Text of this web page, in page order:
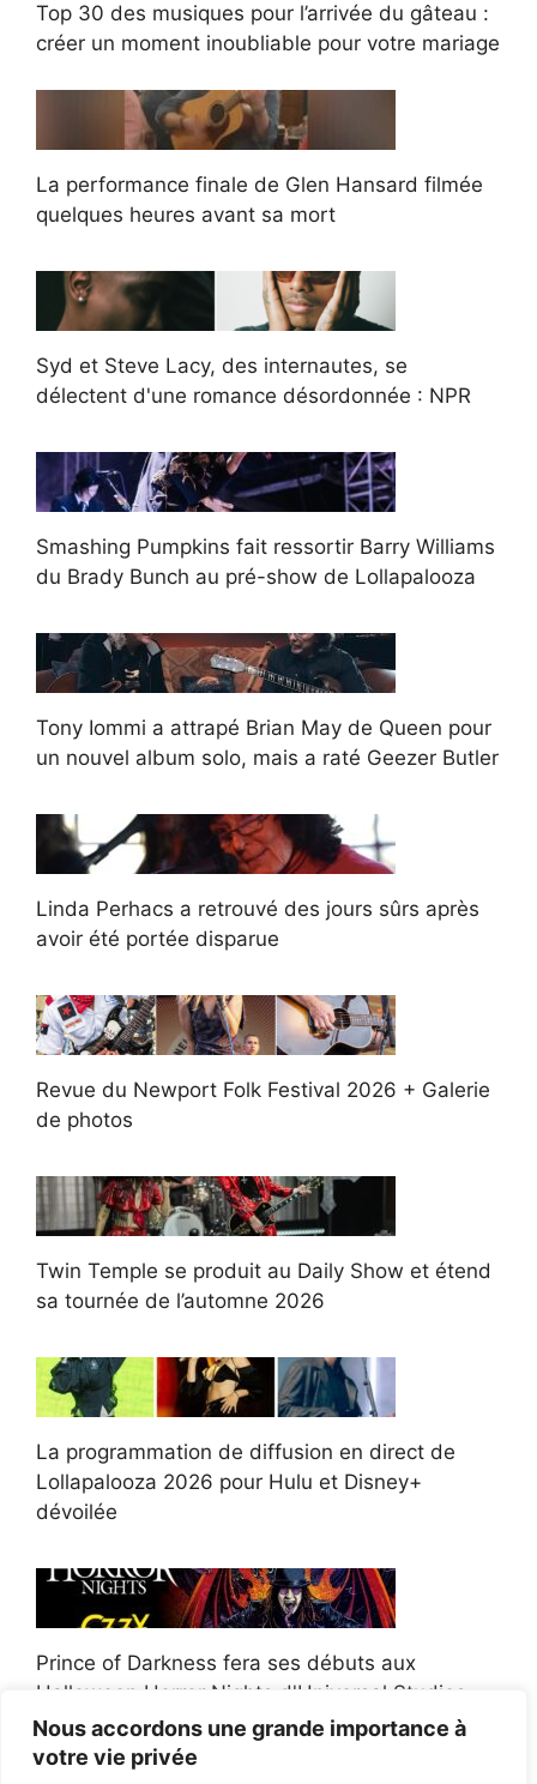
Nous accordons une grande importance à
votre vie privée
Top 30 des musiques pour l’arrivée du gâteau :
créer un moment inoubliable pour votre mariage
La performance finale de Glen Hansard filmée
quelques heures avant sa mort
Syd et Steve Lacy, des internautes, se
délectent d'une romance désordonnée : NPR
Smashing Pumpkins fait ressortir Barry Williams
du Brady Bunch au pré-show de Lollapalooza
Tony Iommi a attrapé Brian May de Queen pour
un nouvel album solo, mais a raté Geezer Butler
Linda Perhacs a retrouvé des jours sûrs après
avoir été portée disparue
Revue du Newport Folk Festival 2026 + Galerie
de photos
Twin Temple se produit au Daily Show et étend
sa tournée de l’automne 2026
La programmation de diffusion en direct de
Lollapalooza 2026 pour Hulu et Disney+
dévoilée
Prince of Darkness fera ses débuts aux
Halloween Horror Nights d'Universal Studios